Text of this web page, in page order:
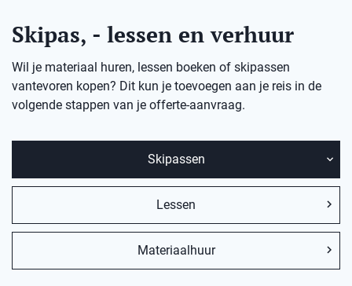
Skipas, - lessen en verhuur
Wil je materiaal huren, lessen boeken of skipassen
vantevoren kopen? Dit kun je toevoegen aan je reis in de
volgende stappen van je offerte-aanvraag.
Skipassen
Lessen
Materiaalhuur